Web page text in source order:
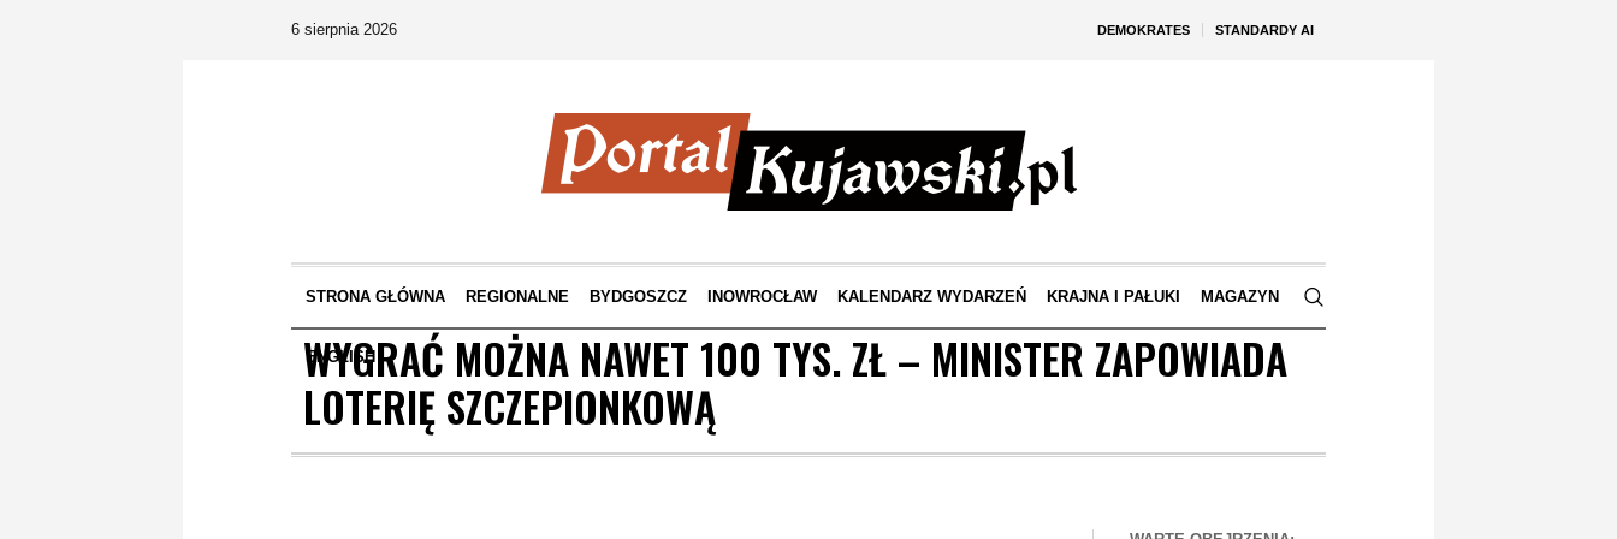
DEMOKRATES STANDARDY AI
6 sierpnia 2026
STRONA GŁÓWNA REGIONALNE BYDGOSZCZ INOWROCŁAW KALENDARZ WYDARZEŃ KRAJNA I PAŁUKI MAGAZYN
ENGLISH
WYGRAĆ MOŻNA NAWET 100 TYS. ZŁ – MINISTER ZAPOWIADA
LOTERIĘ SZCZEPIONKOWĄ